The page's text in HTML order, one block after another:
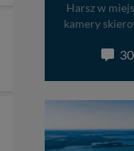
Harsz w
kamery
30
ul. Wiejska 17,
zabronić ich
w odniesieniu do